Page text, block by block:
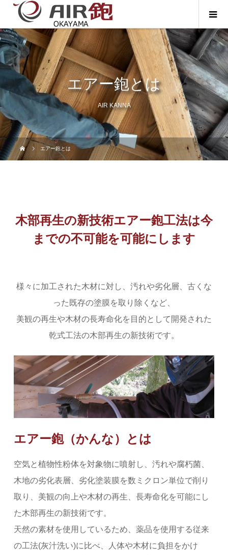
エアー鉋とは
AIR KANNA
エアー鉋とは
木部再生の新技術エアー鉋工法は今
までの不可能を可能にします
様々に加工された木材に対し、汚れや劣化層、古くな
った既存の塗膜を取り除くなど、
美観の再生や木材の長寿命化を目的として開発された
乾式工法の木部再生の新技術です。
エアー鉋（かんな）とは
空気と植物性粉体を対象物に噴射し、汚れや腐朽菌、
木地の劣化表層、劣化塗装膜を数ミクロン単位で削り
取り、美観の向上や木材の再生、長寿命化を可能にし
た木部再生の新技術です。
天然の素材を使用しているため、薬品を使用する従来
の工法(灰汁洗い)に比べ、人体や木材に負担をかけ